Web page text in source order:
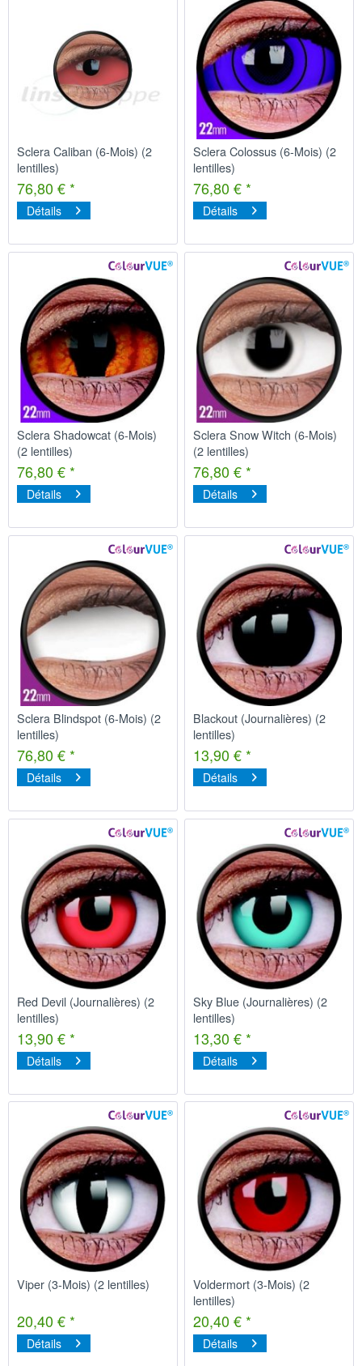
Sclera Caliban (6-Mois) (2
lentilles)
76,80 € *
Détails
Sclera Colossus (6-Mois) (2
lentilles)
76,80 € *
Détails
Sclera Shadowcat (6-Mois)
(2 lentilles)
76,80 € *
Détails
Sclera Snow Witch (6-Mois)
(2 lentilles)
76,80 € *
Détails
Sclera Blindspot (6-Mois) (2
lentilles)
76,80 € *
Détails
Blackout (Journalières) (2
lentilles)
13,90 € *
Détails
Red Devil (Journalières) (2
lentilles)
13,90 € *
Détails
Sky Blue (Journalières) (2
lentilles)
13,30 € *
Détails
Viper (3-Mois) (2 lentilles)
20,40 € *
Détails
Voldermort (3-Mois) (2
lentilles)
20,40 € *
Détails